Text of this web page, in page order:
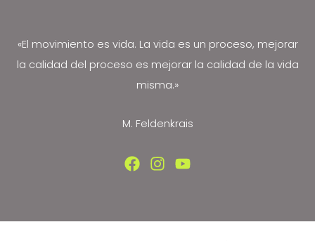
previene
las
«El movimiento es vida. La vida es un proceso, mejorar
la calidad del proceso es mejorar la calidad de la vida
misma.»
M. Feldenkrais